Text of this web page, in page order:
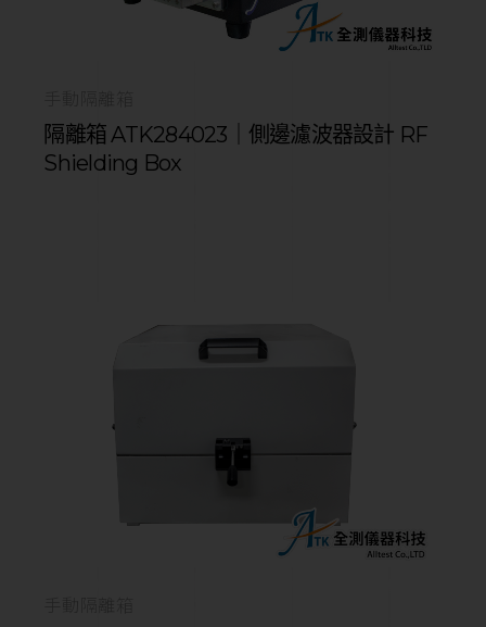
隔離箱 ATK284023｜側邊濾波器設計 RF
Shielding Box